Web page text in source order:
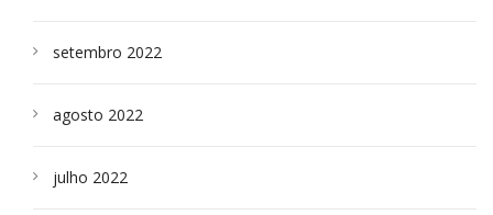
setembro 2022
agosto 2022
julho 2022